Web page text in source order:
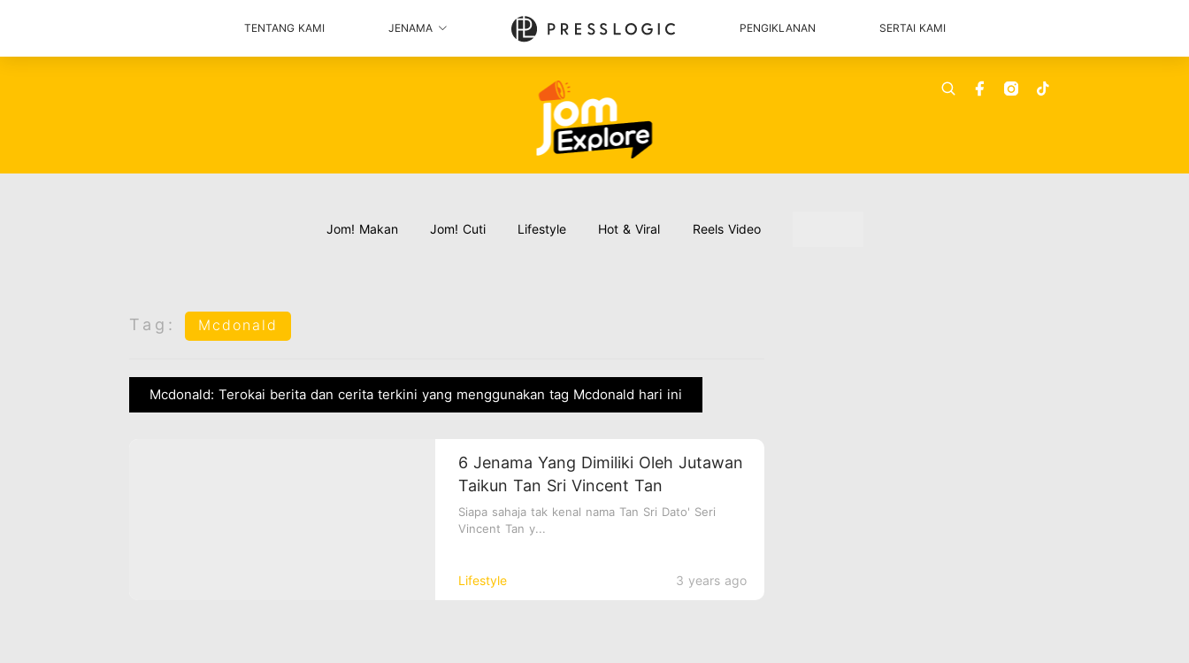
TENTANG KAMI JENAMA PENGIKLANAN SERTAI KAMI
Jom! Makan Jom! Cuti Lifestyle Hot & Viral Reels Video
Tag: Mcdonald
Mcdonald: Terokai berita dan cerita terkini yang menggunakan tag Mcdonald hari ini
Lifestyle 3 years ago
6 Jenama Yang Dimiliki Oleh Jutawan
Taikun Tan Sri Vincent Tan
Siapa sahaja tak kenal nama Tan Sri Dato' Seri
Vincent Tan y...